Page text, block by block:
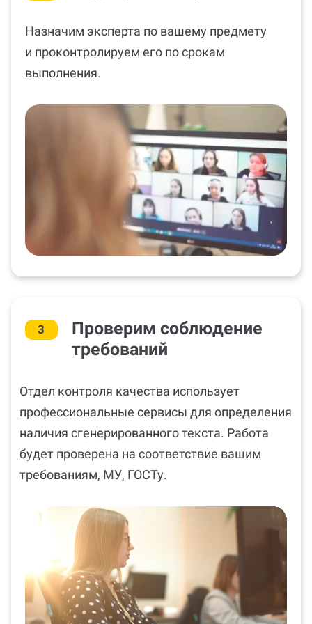
Назначим эксперта по вашему предмету
и проконтролируем его по срокам
выполнения.
3
Проверим соблюдение
требований
Отдел контроля качества использует
профессиональные сервисы для определения
наличия сгенерированного текста. Работа
будет проверена на соответствие вашим
требованиям, МУ, ГОСТу.